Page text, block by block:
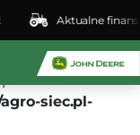
to parameter
in
siec.pl-
Aktualne